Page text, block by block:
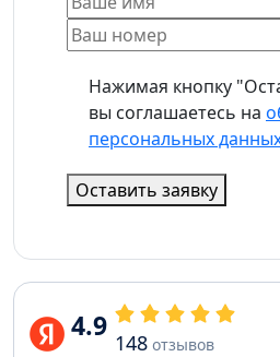
Нажимая кнопку
вы соглашаетесь на
персональных
Оставить заявку
4.9 148 отзывов